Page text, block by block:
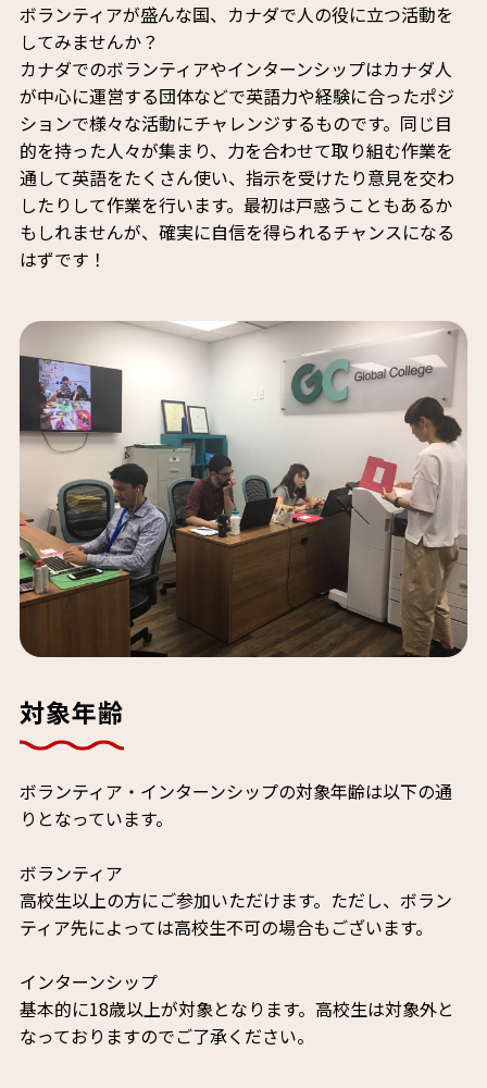
ボランティアが盛んな国、カナダで人の役に立つ活動を
してみませんか？
カナダでのボランティアやインターンシップはカナダ人
が中心に運営する団体などで英語力や経験に合ったポジ
ションで様々な活動にチャレンジするものです。同じ目
的を持った人々が集まり、力を合わせて取り組む作業を
通して英語をたくさん使い、指示を受けたり意見を交わ
したりして作業を行います。最初は戸惑うこともあるか
もしれませんが、確実に自信を得られるチャンスになる
はずです！
対象年齢
ボランティア・インターンシップの対象年齢は以下の通
りとなっています。
ボランティア
高校生以上の方にご参加いただけます。ただし、ボラン
ティア先によっては高校生不可の場合もございます。
インターンシップ
基本的に18歳以上が対象となります。高校生は対象外と
なっておりますのでご了承ください。